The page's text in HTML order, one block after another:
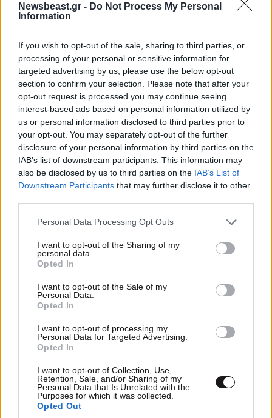
Newsbeast.gr - Do Not Process My Personal
Information
If you wish to opt-out of the sale, sharing to third parties, or
processing of your personal or sensitive information for
targeted advertising by us, please use the below opt-out
section to confirm your selection. Please note that after your
opt-out request is processed you may continue seeing
interest-based ads based on personal information utilized by
us or personal information disclosed to third parties prior to
your opt-out. You may separately opt-out of the further
disclosure of your personal information by third parties on the
IAB’s list of downstream participants. This information may
also be disclosed by us to third parties on the IAB’s List of
Downstream Participants that may further disclose it to other
Please note that this website/app uses one or more Google
not limited to your visit or usage behaviour. You may click to
grant or deny consent to Google and its third-party tags to
use your data for below specified purposes in below Google
consent section.
Personal Data Processing Opt Outs
I want to opt-out of the Sharing of my
personal data.
Opted In
I want to opt-out of the Sale of my
Personal Data.
Opted In
I want to opt-out of processing my
Personal Data for Targeted Advertising.
Opted In
I want to opt-out of Collection, Use,
Retention, Sale, and/or Sharing of my
Personal Data that Is Unrelated with the
Purposes for which it was collected.
Opted Out
ok ... να μην ρωτήσουμε περισσότερα ε?
Απαντήστε 2
Dim1982 28·03·2024 07:05
Μαλιστα... Τυχαια μπηκε εκει που μπηκε...
28·03·2024 09:22
Οτι είναι ιχθυολάγνος; Με τόσο καχύποπτο
μυαλό, άντε τώρα να εμπιστευτείς τον
σερβιτόρο, όταν πας σε ψαροταβέρνα...
Απαντήστε
Dim1982 28·03·2024 09:34
Χαχα!
Απαντήστε